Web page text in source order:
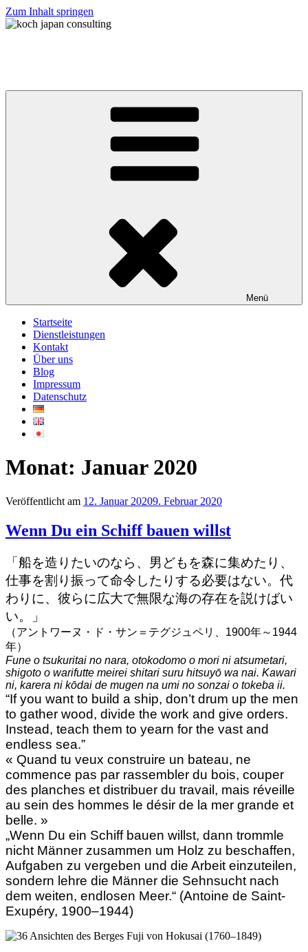
Zum Inhalt springen
Menü
Startseite
Dienstleistungen
Kontakt
Über uns
Blog
Impressum
Datenschutz
Monat: Januar 2020
Veröffentlicht am 12. Januar 20209. Februar 2020
Wenn Du ein Schiff bauen willst
「船を造りたいのなら、男どもを森に集めたり、
仕事を割り振って命令したりする必要はない。代
わりに、彼らに広大で無限な海の存在を説けばい
い。」
（アントワーヌ・ド・サン＝テグジュペリ、1900年～1944
年）
Fune o tsukuritai no nara, otokodomo o mori ni atsumetari,
shigoto o warifutte meirei shitari suru hitsuyō wa nai. Kawari
ni, karera ni kōdai de mugen na umi no sonzai o tokeba ii.
“If you want to build a ship, don’t drum up the men
to gather wood, divide the work and give orders.
Instead, teach them to yearn for the vast and
endless sea.”
« Quand tu veux construire un bateau, ne
commence pas par rassembler du bois, couper
des planches et distribuer du travail, mais réveille
au sein des hommes le désir de la mer grande et
belle. »
„Wenn Du ein Schiff bauen willst, dann trommle
nicht Männer zusammen um Holz zu beschaffen,
Aufgaben zu vergeben und die Arbeit einzuteilen,
sondern lehre die Männer die Sehnsucht nach
dem weiten, endlosen Meer.“ (Antoine de Saint-
Exupéry, 1900–1944)